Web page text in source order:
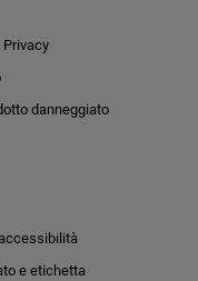
danneggiato
e etichetta